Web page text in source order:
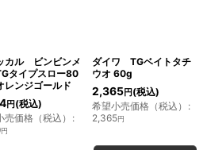
カル ビンビンメ
タイプスロー80
ンジゴールド
円(税込)
売価格（税込） :
円
ダイワ TGベイトタチ
ウオ 60g
2,365円(税込)
希望小売価格（税込） :
2,365円